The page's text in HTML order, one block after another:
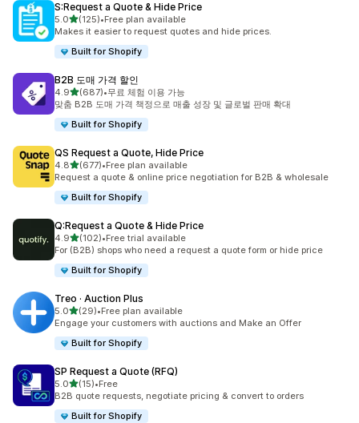
S:Request a Quote & Hide Price
5.0별 5개 중
(125)
총 리뷰 125개
•Free plan available
Makes it easier to request quotes and hide prices.
Built for Shopify
B2B 도매 가격 할인
4.9별 5개 중
(687)
총 리뷰 687개
•무료 체험 이용 가능
맞춤 B2B 도매 가격 책정으로 매출 성장 및 글로벌 판매 확대
Built for Shopify
QS Request a Quote, Hide Price
4.8별 5개 중
(677)
총 리뷰 677개
•Free plan available
Request a quote & online price negotiation for B2B & wholesale
Built for Shopify
Q:Request a Quote & Hide Price
4.9별 5개 중
(102)
총 리뷰 102개
•Free trial available
For (B2B) shops who need a request a quote form or hide price
Built for Shopify
Treo · Auction Plus
5.0별 5개 중
(29)
총 리뷰 29개
•Free plan available
Engage your customers with auctions and Make an Offer
Built for Shopify
SP Request a Quote (RFQ)
5.0별 5개 중
(15)
총 리뷰 15개
•Free
B2B quote requests, negotiate pricing & convert to orders
Built for Shopify